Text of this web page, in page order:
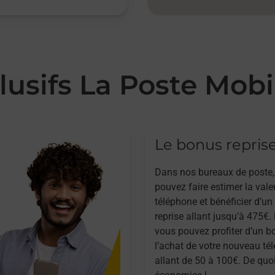
La Poste
Le bonus
Dans nos bureaux de
pouvez faire estimer la
téléphone et bénéficier
reprise allant jusqu’à 475€.
vous pouvez profiter d’un
l’achat de votre nouveau
allant de 50 à 100€. De